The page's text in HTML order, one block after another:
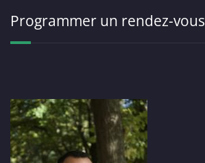
Programmer un rendez-vous